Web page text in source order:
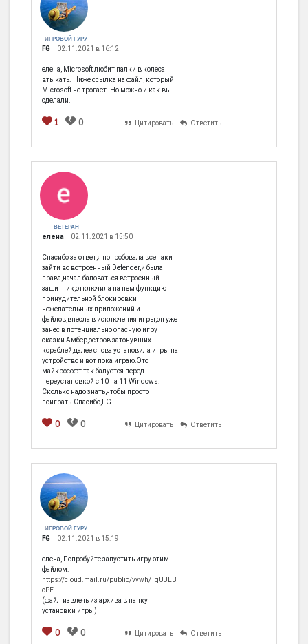
ИГРОВОЙ ГУРУ
FG 02.11.2021 в 16:12
елена, Microsoft любит палки в колеса
втыкать. Ниже ссылка на файл, который
Microsoft не трогает. Но можно и как вы
сделали.
1 0 Цитировать Ответить
ВЕТЕРАН
елена 02.11.2021 в 15:50
Спасибо за ответ,я попробовала все таки
зайти во встроенный Defender,и была
права,начал баловаться встроенный
защитник,отключила на нем функцию
принудительной блокировки
нежелательных приложений и
файлов,внесла в исключения игры,он уже
занес в потенциально опасную игру
сказки Амбер,остров затонувших
кораблей,далее снова установила игры на
устройство и вот пока играю.Это
майкрософт так балуется перед
переустановкой с 10 на 11 Windows.
Сколько надо знать,чтобы просто
поиграть.Спасибо,FG.
0 0 Цитировать Ответить
ИГРОВОЙ ГУРУ
FG 02.11.2021 в 15:19
елена, Попробуйте запустить игру этим
файлом:
https://cloud.mail.ru/public/vvwh/TqUJLB
oPE
(файл извлечь из архива в папку
установки игры)
0 0 Цитировать Ответить